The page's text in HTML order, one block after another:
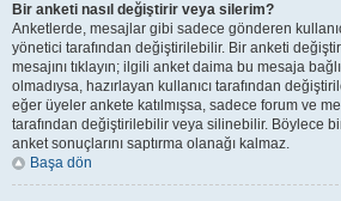
Bir anketi nasıl değiştirir veya silerim?
Anketlerde, mesajlar gibi sadece gönderen
yönetici tarafından değiştirilebilir. Bir anketi
mesajını tıklayın; ilgili anket daima bu mesaja
olmadıysa, hazırlayan kullanıcı tarafından
eğer üyeler ankete katılmışsa, sadece forum ve
tarafından değiştirilebilir veya silinebilir. Böylece
anket sonuçlarını saptırma olanağı kalmaz.
Başa dön